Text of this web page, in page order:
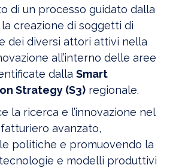
di un processo guidato dalla
creazione di soggetti di
dei diversi attori attivi nella
all’interno delle aree
dalla Smart
Strategy (S3) regionale.
la ricerca e l’innovazione nel
avanzato,
politiche e promuovendo la
e modelli produttivi